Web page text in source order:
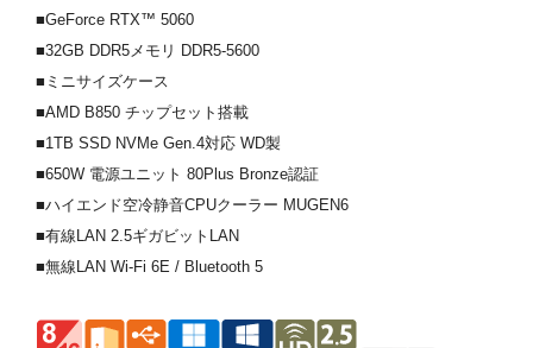
■GeForce RTX™ 5060
■32GB DDR5メモリ DDR5-5600
■ミニサイズケース
■AMD B850 チップセット搭載
■1TB SSD NVMe Gen.4対応 WD製
■650W 電源ユニット 80Plus Bronze認証
■ハイエンド空冷静音CPUクーラー MUGEN6
■有線LAN 2.5ギガビットLAN
■無線LAN Wi-Fi 6E / Bluetooth 5